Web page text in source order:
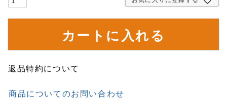
カートに入れる
返品特約について
商品についてのお問い合わせ